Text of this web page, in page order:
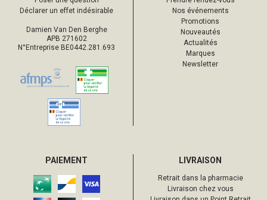
Déclarer un effet indésirable
Damien Van Den Berghe
APB 271602
N°Entreprise BE0442.281.693
Nos événements
Promotions
Nouveautés
Actualités
Marques
Newsletter
PAIEMENT LIVRAISON
Retrait dans la pharmacie
Livraison chez vous